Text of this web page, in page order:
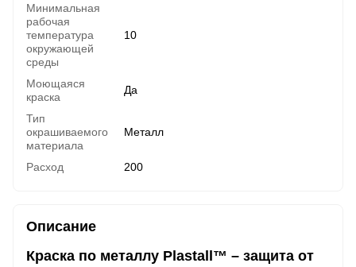
Минимальная
рабочая
температура
окружающей
среды
10
Моющаяся
краска
Да
Тип
окрашиваемого
материала
Металл
Расход 200
Описание
Краска по металлу Plastall™ – защита от